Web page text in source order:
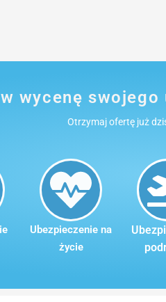
wycenę swojego
Otrzymaj ofertę już
Ubezpieczenie na
życie